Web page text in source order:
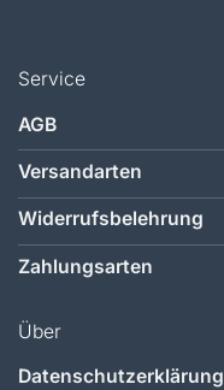
Service
AGB
Versandarten
Widerrufsbelehrung
Zahlungsarten
Über
Datenschutzerklärung